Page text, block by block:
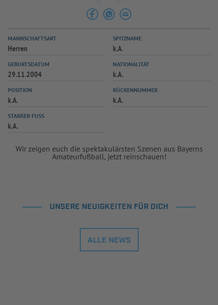
SPIELPLUS
MANNSCHAFTSART
Herren
SPITZNAME
k.A.
GEBURTSDATUM
29.11.2004
NATIONALITÄT
k.A.
POSITION
k.A.
RÜCKENNUMMER
k.A.
STARKER FUSS
k.A.
Wir zeigen euch die spektakulärsten Szenen aus Bayerns
Amateurfußball, jetzt reinschauen!
UNSERE NEUIGKEITEN FÜR DICH
ALLE NEWS